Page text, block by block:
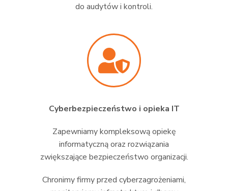
do audytów i kontroli.
Cyberbezpieczeństwo i opieka IT
Zapewniamy kompleksową opiekę
informatyczną oraz rozwiązania
zwiększające bezpieczeństwo organizacji.
Chronimy firmy przed cyberzagrożeniami,